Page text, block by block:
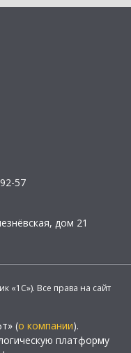
57
дом 21
«1С»). Все права на сайт
(о компании).
платформу